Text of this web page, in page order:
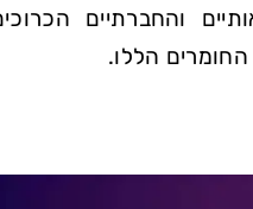
והחברתיים
הללו.